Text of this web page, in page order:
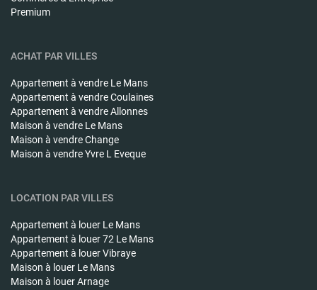
Premium
ACHAT PAR VILLES
Appartement à vendre Le Mans
Appartement à vendreCoulaines
Appartement à vendreAllonnes
Maison à vendre Le Mans
Maison à vendreChange
Maison à vendreYvre L Eveque
LOCATION PAR VILLES
Appartement à louer Le Mans
Appartement à louer72 Le Mans
Appartement à louerVibraye
Maison à louer Le Mans
Maison à louerArnage